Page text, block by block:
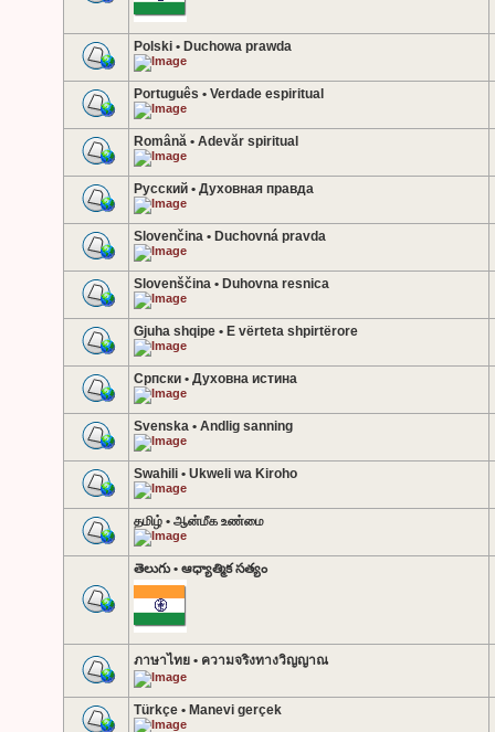
Polski • Duchowa prawda
Português • Verdade espiritual
Română • Adevăr spiritual
Русский • Духовная правда
Slovenčina • Duchovná pravda
Slovenščina • Duhovna resnica
Gjuha shqipe • E vërteta shpirtërore
Српски • Духовна истина
Svenska • Andlig sanning
Swahili • Ukweli wa Kiroho
தமிழ் • ஆன்மீக உண்மை
తెలుగు • ఆధ్యాత్మిక సత్యం
ภาษาไทย • ความจริงทางวิญญาณ
Türkçe • Manevi gerçek